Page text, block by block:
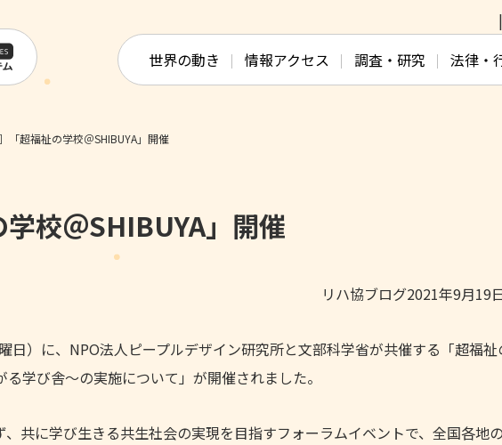
世界の動き 情報アクセス 調査・研究 法律・
「超福祉の学校＠SHIBUYA」開催
学校＠SHIBUYA」開催
リハ協ブログ2021年9月19
）に、NPO法人ピープルデザイン研究所と文部科学省が共催する「超福祉
学び舎～の実施について」が開催されました。
、共に学び生きる共生社会の実現を目指すフォーラムイベントで、全国各地